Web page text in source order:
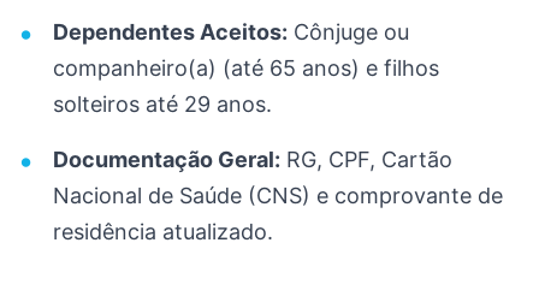
Dependentes Aceitos: Cônjuge ou
companheiro(a) (até 65 anos) e filhos
solteiros até 29 anos.
Documentação Geral: RG, CPF, Cartão
Nacional de Saúde (CNS) e comprovante de
residência atualizado.